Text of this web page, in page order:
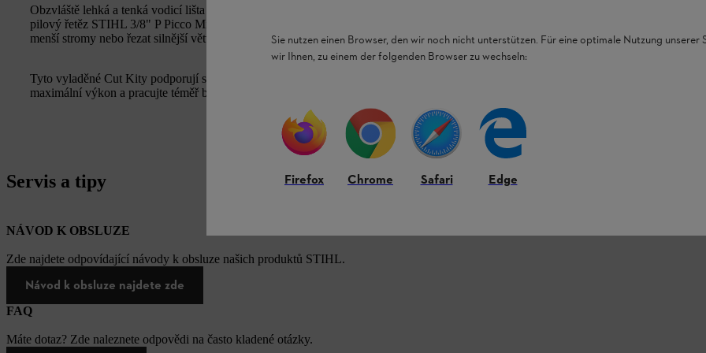
Obzvláště lehká a tenká vodicí lišta STIHL Rollomatic E Mini zajistí vysoký výkon a dlouhou výdrž. Robustní
pilový řetěz STIHL 3/8" P Picco Micro 3 (PM3) nabízí vysoký řezný výkon a můžete s ním pohodlně kácet i
menší stromy nebo řezat silnější větve s nízkým zpětným rázem a nízkými vibracemi.
Tyto vyladěné Cut Kity podporují spolehlivost vaší motorové pily i při dlouhých pracovních úkonech. Využijte
maximální výkon a pracujte téměř bez přerušení díky snadné a rychlé výměně celé řezné soupravy.
Servis a tipy
NÁVOD K OBSLUZE
Zde najdete odpovídající návody k obsluze našich produktů STIHL.
Návod k obsluze najdete zde
FAQ
Máte dotaz? Zde naleznete odpovědi na často kladené otázky.
Sie nutzen einen Browser, den wir noch nicht unterstützen. Für eine optimale Nutzung unserer
wir Ihnen, zu einem der folgenden Browser zu wechseln:
Firefox Chrome Safari Edge